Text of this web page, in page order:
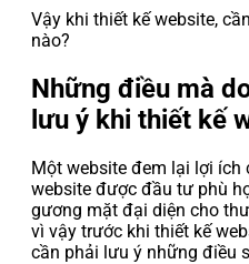
Vậy khi thiết kế website,
nào?
Những điều mà
lưu ý khi thiết kế
Một website đem lại lợi ích
website được đầu tư phù
gương mặt đại diện cho
vì vậy trước khi thiết kế
cần phải lưu ý những điều